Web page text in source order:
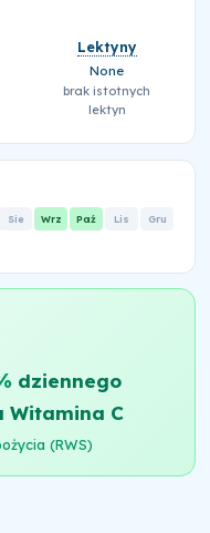
Lektyny
None
brak istotnych
lektyn
Sie Wrz Paź Lis Gru
dziennego
Witamina C
(RWS)